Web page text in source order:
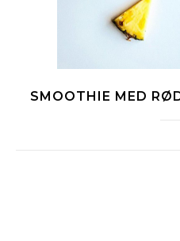
SMOOTHIE MED